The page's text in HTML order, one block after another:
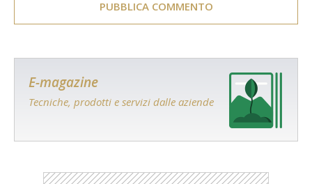
E-magazine
Tecniche, prodotti e servizi dalle aziende